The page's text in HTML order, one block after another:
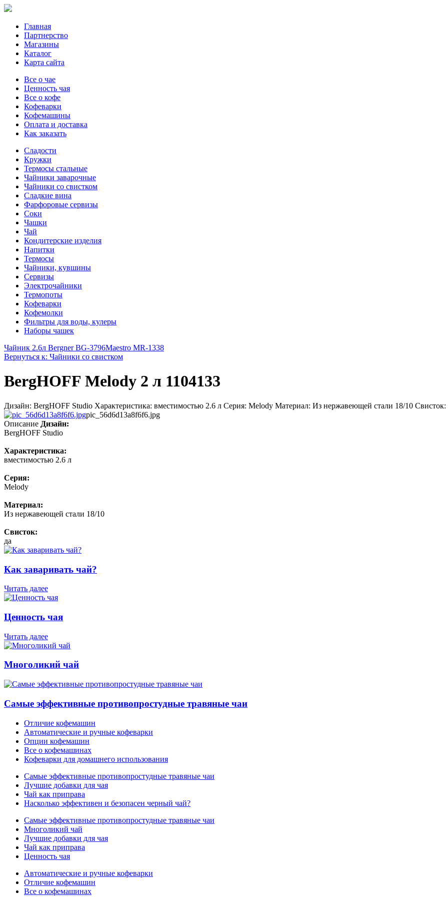
Главная
Партнерство
Магазины
Каталог
Карта сайта
Все о чае
Ценность чая
Все о кофе
Кофеварки
Кофемашины
Оплата и доставка
Как заказать
Сладости
Кружки
Термосы стальные
Чайники заварочные
Чайники со свистком
Сладкие вина
Фарфоровые сервизы
Соки
Чашки
Чай
Кондитерские изделия
Напитки
Термосы
Чайники, кувшины
Сервизы
Электрочайники
Термопоты
Кофеварки
Кофемолки
Фильтры для воды, кулеры
Наборы чашек
Чайник 2.6л Bergner BG-3796Maestro MR-1338
Вернуться к: Чайники со свистком
BergHOFF Melody 2 л 1104133
Дизайн: BergHOFF Studio Характеристика: вместимостью 2.6 л Серия: Melody Материал: Из нержавеющей стали 18/10 Свисток:
pic_56d6d13a8f6f6.jpg
Описание Дизайн:
BergHOFF Studio
Характеристика:
вместимостью 2.6 л
Серия:
Melody
Материал:
Из нержавеющей стали 18/10
Свисток:
да
Как заваривать чай?
Читать далее
Ценность чая
Читать далее
Многоликий чай
Самые эффективные противопростудные травяные чаи
Отличие кофемашин
Автоматические и ручные кофеварки
Опции кофемашин
Все о кофемашинах
Кофеварки для домашнего использования
Самые эффективные противопростудные травяные чаи
Лучшие добавки для чая
Чай как приправа
Насколько эффективен и безопасен черный чай?
Самые эффективные противопростудные травяные чаи
Многоликий чай
Лучшие добавки для чая
Чай как приправа
Ценность чая
Автоматические и ручные кофеварки
Отличие кофемашин
Все о кофемашинах